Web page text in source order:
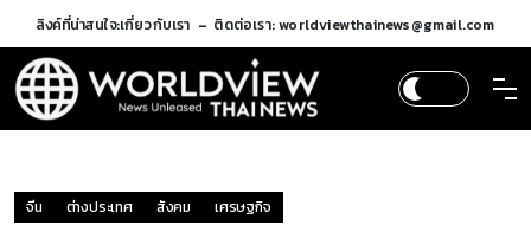
ลิงค์ที่น่าสนใจ:เกี่ยวกับเรา ติดต่อเรา: worldviewthainews@gmail.com
จีน ต่างประเทศ สังคม เศรษฐกิจ